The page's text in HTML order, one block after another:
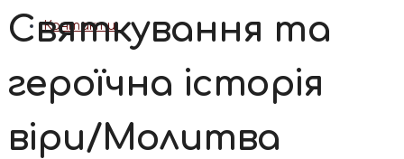
Контакти
Святкування та
героїчна історія
віри/Молитва